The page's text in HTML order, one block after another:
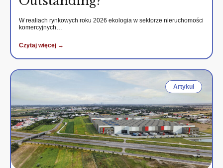
W realiach rynkowych roku 2026 ekologia w sektorze nieruchomości
komercyjnych…
Czytaj więcej →
Artykuł